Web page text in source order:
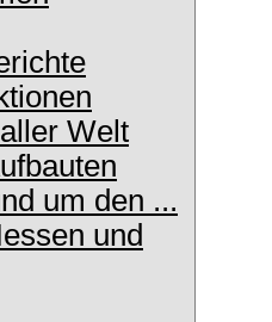
Welt
um den ...
und